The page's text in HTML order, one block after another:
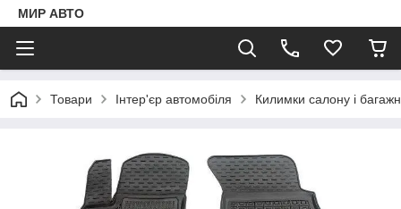
МИР АВТО
Товари Інтер'єр автомобіля Килимки салону і